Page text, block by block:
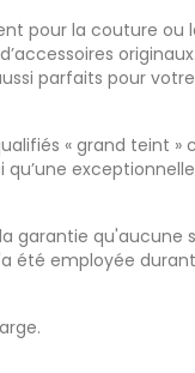
pour la couture ou
parfaits pour
« grand teint »
garantie qu'aucune
été employée